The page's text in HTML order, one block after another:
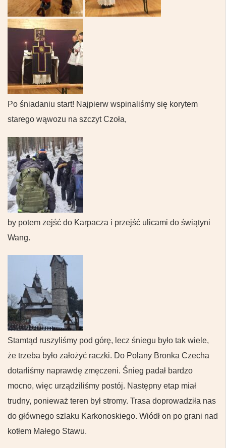
Po śniadaniu start! Najpierw wspinaliśmy się korytem
starego wąwozu na szczyt Czoła,
by potem zejść do Karpacza i przejść ulicami do świątyni
Wang.
Stamtąd ruszyliśmy pod górę, lecz śniegu było tak wiele,
że trzeba było założyć raczki. Do Polany Bronka Czecha
dotarliśmy naprawdę zmęczeni. Śnieg padał bardzo
mocno, więc urządziliśmy postój. Następny etap miał
trudny, ponieważ teren był stromy. Trasa doprowadziła nas
do głównego szlaku Karkonoskiego. Wiódł on po grani nad
kotłem Małego Stawu.